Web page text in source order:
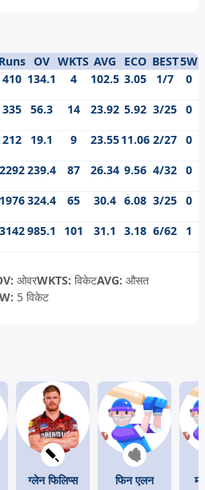
Runs OV WKTS AVG ECO BEST5W
410 134.1 4 102.5 3.05 1/7 0
335 56.3 14 23.92 5.92 3/25 0
212 19.1 9 23.5511.06 2/27 0
2292239.4 87 26.34 9.56 4/32 0
1976324.4 65 30.4 6.08 3/25 0
3142985.1 101 31.1 3.18 6/62 1
ओवरWKTS: विकेटAVG: औसत
5 विकेट
ग्लेन फिलिप्स
फिन एलन